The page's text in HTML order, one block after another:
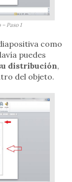
Paso 1
como
puedes
distribución,
del objeto.